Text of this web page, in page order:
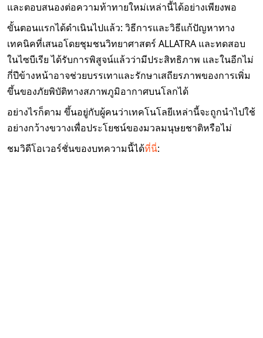
และตอบสนองต่อความท้าทายใหม่เหล่านี้ได้อย่างเพียงพอ
ขั้นตอนแรกได้ดำเนินไปแล้ว: วิธีการและวิธีแก้ปัญหาทาง
เทคนิคที่เสนอโดยชุมชนวิทยาศาสตร์ ALLATRA และทดสอบ
ในไซบีเรีย ได้รับการพิสูจน์แล้วว่ามีประสิทธิภาพ และในอีกไม่
กี่ปีข้างหน้าอาจช่วยบรรเทาและรักษาเสถียรภาพของการเพิ่ม
ขึ้นของภัยพิบัติทางสภาพภูมิอากาศบนโลกได้
อย่างไรก็ตาม ขึ้นอยู่กับผู้คนว่าเทคโนโลยีเหล่านี้จะถูกนำไปใช้
อย่างกว้างขวางเพื่อประโยชน์ของมวลมนุษยชาติหรือไม่
ชมวิดีโอเวอร์ชั่นของบทความนี้ได้ที่นี่: